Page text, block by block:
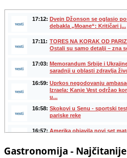
Gastronomija - Najčitanije